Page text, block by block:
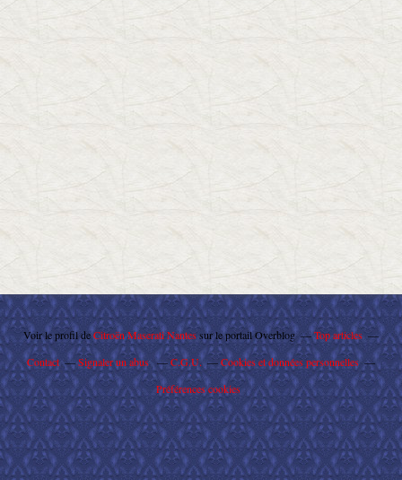
Voir le profil deCitroën Maserati Nantessur le portail Overblog
Top articles
Contact
Signaler un abus C.G.U.
Cookies et données personnelles
Préférences cookies